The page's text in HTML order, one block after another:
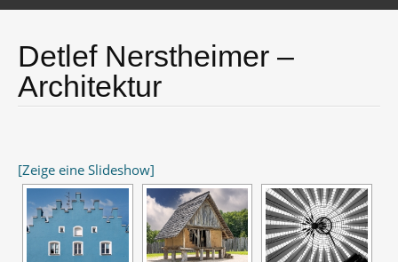
content
Detlef Nerstheimer –
Architektur
[Zeige eine Slideshow]